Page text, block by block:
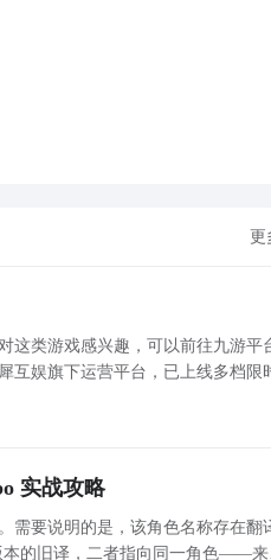
更
这类游戏感兴趣，可以前往九游平
互娱旗下运营平台，已上线多档限
实战攻略
需要说明的是，该角色名称存在翻
本的旧译，二者指向同一角色——